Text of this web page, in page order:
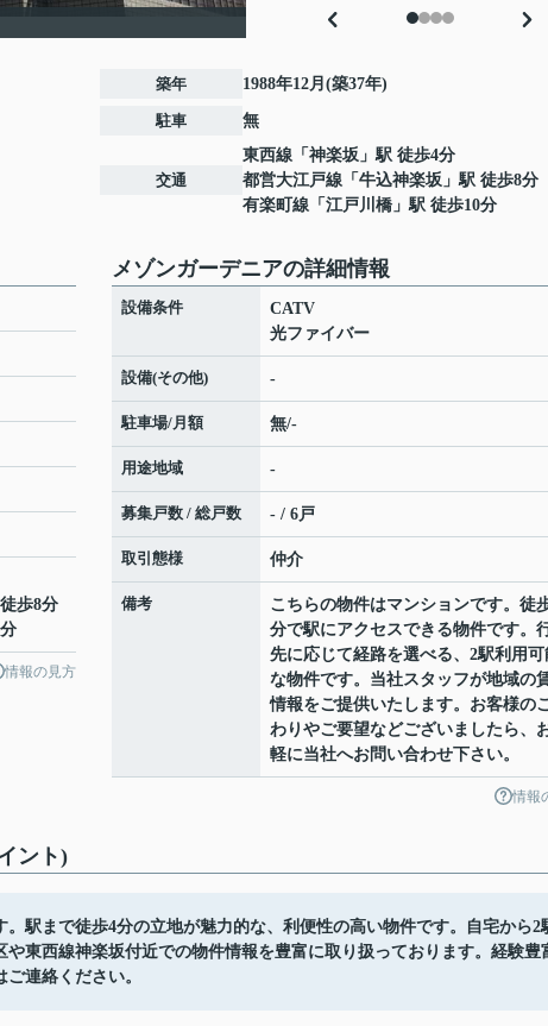
築年 1988年12月(築37年)
駐車 無
交通
東西線 「 神楽坂 」駅 徒歩4分
都営大江戸線 「 牛込神楽坂 」駅 徒歩8分
有楽町線 「 江戸川橋 」駅 徒歩10分
歩8分
情報の見方
メゾンガーデニアの詳細情報
設備条件
CATV
光ファイバー
設備(その他) -
駐車場/月額 無/-
用途地域 -
募集戸数 / 総戸数 - / 6戸
取引態様 仲介
備考
こちらの物件はマンションです。徒
分で駅にアクセスできる物件です。
先に応じて経路を選べる、2駅利用可
な物件です。当社スタッフが地域の
情報をご提供いたします。お客様の
わりやご要望などございましたら、
軽に当社へお問い合わせ下さい。
情報
ント)
駅まで徒歩4分の立地が魅力的な、利便性の高い物件です。自宅から2
東西線神楽坂付近での物件情報を豊富に取り扱っております。経験豊
連絡ください。